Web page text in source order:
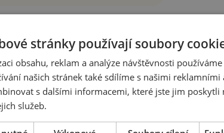
na stránkách prodejce.
stránky používají soubory
obsahu, reklam a analýze návštěvnosti
našich stránek také sdílíme s našimi
s dalšími informacemi, které jste jim poskytli
služeb.